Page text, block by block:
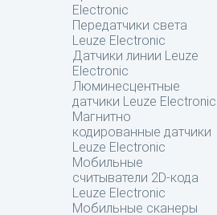
Electronic
Передатчики света
Leuze Electronic
Датчики линии Leuze
Electronic
Люминесцентные
датчики Leuze Electronic
Магнитно
кодированные датчики
Leuze Electronic
Мобильные
считыватели 2D-кода
Leuze Electronic
Мобильные сканеры